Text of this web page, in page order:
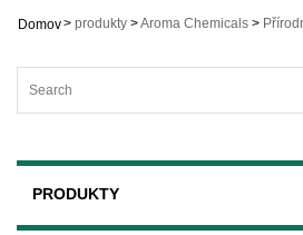
Domov> produkty >Aroma Chemicals >
PRODUKTY